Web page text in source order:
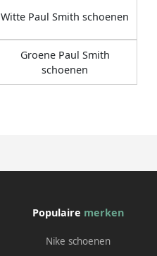
Witte Paul Smith schoenen
Groene Paul Smith
schoenen
Populaire merken
Nike schoenen